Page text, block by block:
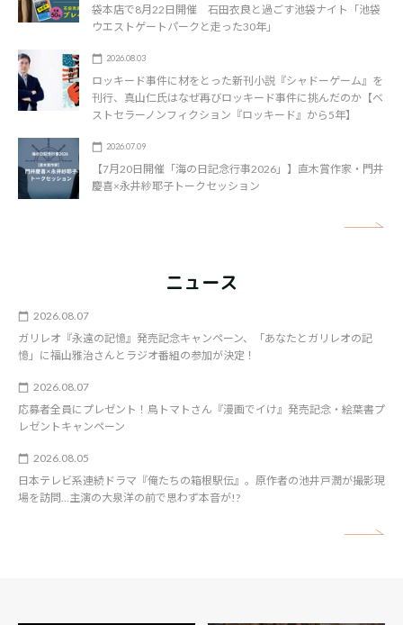
袋本店で8月22日開催 石田衣良と過ごす池袋ナイト「池袋
ウエストゲートパークと走った30年」
2026.08.03
ロッキード事件に材をとった新刊小説『シャドーゲーム』を
刊行、真山仁氏はなぜ再びロッキード事件に挑んだのか【ベ
ストセラーノンフィクション『ロッキード』から5年】
2026.07.09
【7月20日開催「海の日記念行事2026」】直木賞作家・門井
慶喜×永井紗耶子トークセッション
ニュース
2026.08.07
ガリレオ『永遠の記憶』発売記念キャンペーン、「あなたとガリレオの記
憶」に福山雅治さんとラジオ番組の参加が決定！
2026.08.07
応募者全員にプレゼント！鳥トマトさん『漫画でイけ』発売記念・絵葉書プ
レゼントキャンペーン
2026.08.05
日本テレビ系連続ドラマ『俺たちの箱根駅伝』。原作者の池井戸潤が撮影現
場を訪問…主演の大泉洋の前で思わず本音が!?